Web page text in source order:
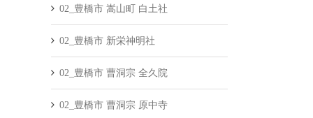
02_豊橋市 嵩山町 白土社
02_豊橋市 新栄神明社
02_豊橋市 曹洞宗 全久院
02_豊橋市 曹洞宗 原中寺